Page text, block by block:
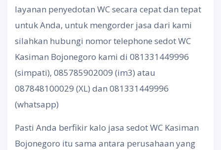
layanan penyedotan WC secara cepat dan tepat
untuk Anda, untuk mengorder jasa dari kami
silahkan hubungi nomor telephone sedot WC
Kasiman Bojonegoro kami di 081331449996
(simpati), 085785902009 (im3) atau
087848100029 (XL) dan 081331449996
(whatsapp)
Pasti Anda berfikir kalo jasa sedot WC Kasiman
Bojonegoro itu sama antara perusahaan yang